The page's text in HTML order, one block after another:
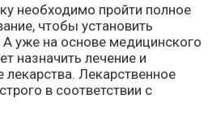
необходимо пройти полное
чтобы установить
уже на основе медицинского
назначить лечение и
Лекарственное
в соответствии с